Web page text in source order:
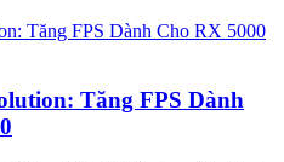
Tăng FPS Dành